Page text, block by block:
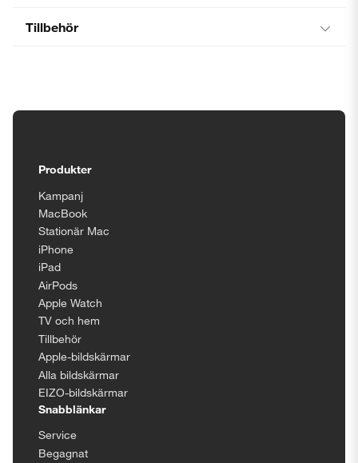
Tillbehör
Produkter
Kampanj
MacBook
Stationär Mac
iPhone
iPad
AirPods
Apple Watch
TV och hem
Tillbehör
Apple-bildskärmar
Alla bildskärmar
EIZO-bildskärmar
Snabblänkar
Service
Begagnat